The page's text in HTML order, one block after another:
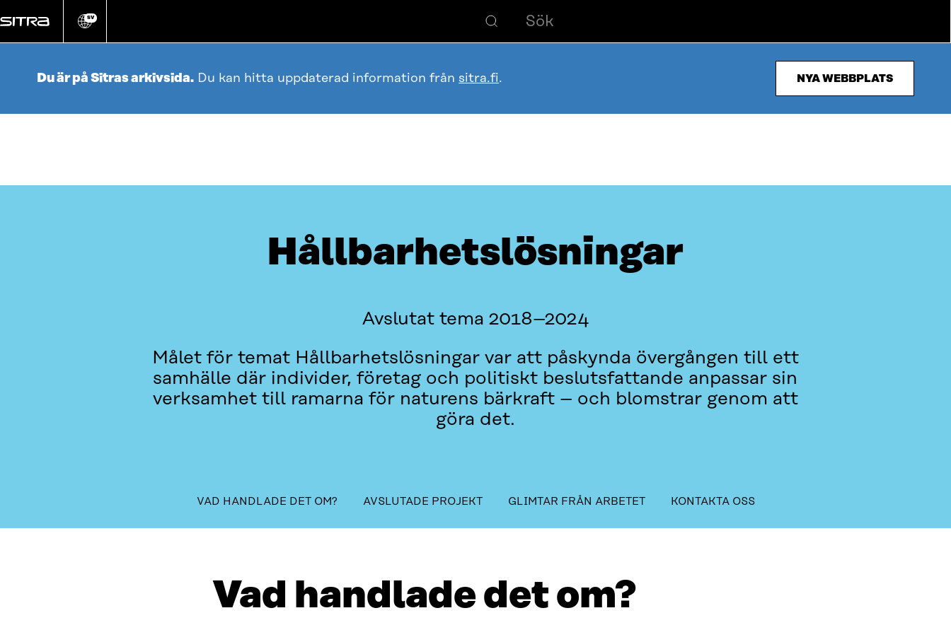
direkt
Ändra
språk
SV
Du är på Sitras arkivsida. Du kan hitta uppdaterad information från sitra.fi. NYA WEBBPLATS
Hållbarhetslösningar
Avslutat tema 2018–2024
Målet för temat Hållbarhetslösningar var att påskynda övergången till ett
samhälle där individer, företag och politiskt beslutsfattande anpassar sin
verksamhet till ramarna för naturens bärkraft – och blomstrar genom att
göra det.
Innehållsförteckning
VAD HANDLADE DET OM? AVSLUTADE PROJEKT GLIMTAR FRÅN ARBETET KONTAKTA OSS
Vad handlade det om?